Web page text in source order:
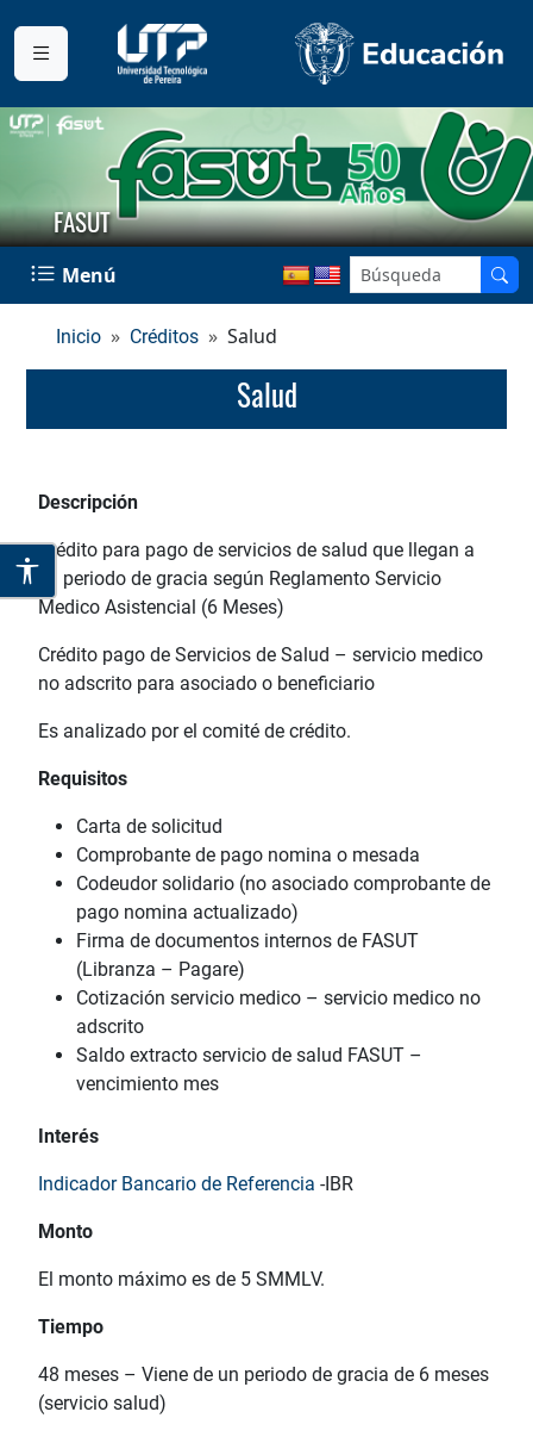
FASUT
Menú
Inicio Créditos Salud
Salud
Descripción
Crédito para pago de servicios de salud que llegan a
su periodo de gracia según Reglamento Servicio
Medico Asistencial (6 Meses)
Crédito pago de Servicios de Salud – servicio medico
no adscrito para asociado o beneficiario
Es analizado por el comité de crédito.
Requisitos
Carta de solicitud
Comprobante de pago nomina o mesada
Codeudor solidario (no asociado comprobante de
pago nomina actualizado)
Firma de documentos internos de FASUT
(Libranza – Pagare)
Cotización servicio medico – servicio medico no
adscrito
Saldo extracto servicio de salud FASUT –
vencimiento mes
Interés
Indicador Bancario de Referencia -IBR
Monto
El monto máximo es de 5 SMMLV.
Tiempo
48 meses – Viene de un periodo de gracia de 6 meses
(servicio salud)